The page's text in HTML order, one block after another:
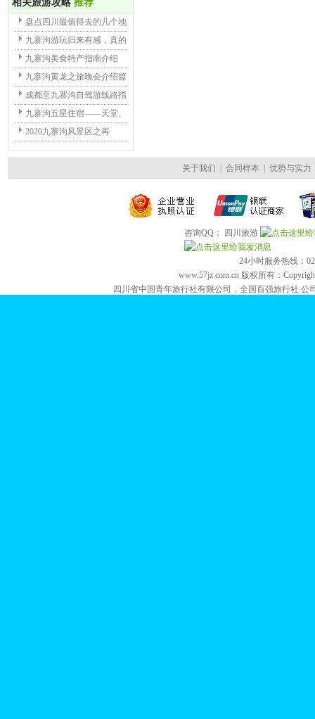
相关旅游攻略 推荐
盘点四川最值得去的几个地
九寨沟游玩归来有感，真的
九寨沟美食特产指南介绍
九寨沟黄龙之旅晚会介绍篇
成都至九寨沟自驾游线路指
九寨沟五星住宿——天堂、
2020九寨沟风景区之再
关于我们 合同样本 优势与实力
咨询QQ： 四川旅游
24小时服务热线：
www.57jz.com.cn 版权所有：
四川省中国青年旅行社有限公司，全国百强旅行社